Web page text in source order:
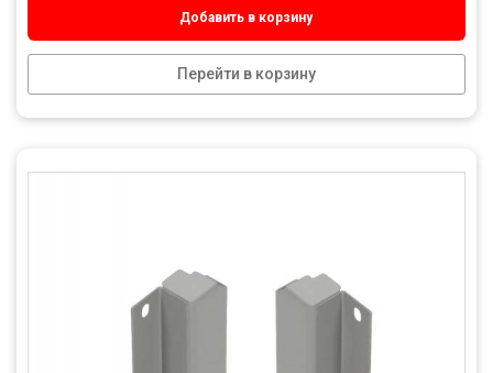
Добавить в корзину
Перейти в корзину